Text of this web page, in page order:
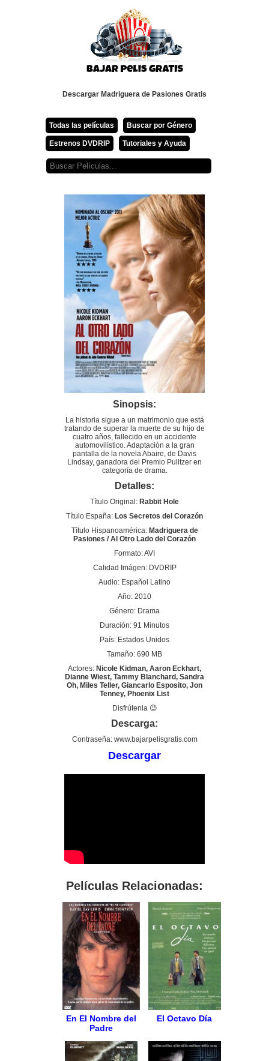
Descargar Madriguera de Pasiones Gratis
Todas las películas Buscar por Género
Estrenos DVDRIP Tutoriales y Ayuda
Sinopsis:
La historia sigue a un matrimonio que está
tratando de superar la muerte de su hijo de
cuatro años, fallecido en un accidente
automovilístico. Adaptación a la gran
pantalla de la novela Abaire, de Davis
Lindsay, ganadora del Premio Pulitzer en
categoría de drama.
Detalles:
Título Original: Rabbit Hole
Título España: Los Secretos del Corazón
Título Hispanoamérica: Madriguera de
Pasiones / Al Otro Lado del Corazón
Formato: AVI
Calidad Imágen: DVDRIP
Audio: Español Latino
Año: 2010
Género: Drama
Duración: 91 Minutos
País: Estados Unidos
Tamaño: 690 MB
Actores: Nicole Kidman, Aaron Eckhart,
Dianne Wiest, Tammy Blanchard, Sandra
Oh, Miles Teller, Giancarlo Esposito, Jon
Tenney, Phoenix List
Disfrútenla 😉
Descarga:
Contraseña: www.bajarpelisgratis.com
Descargar
Películas Relacionadas:
En El Nombre del
Padre
El Octavo Día